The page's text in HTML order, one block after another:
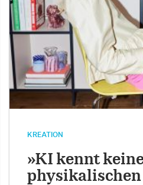
KREATION
»KI kennt
physikalischen